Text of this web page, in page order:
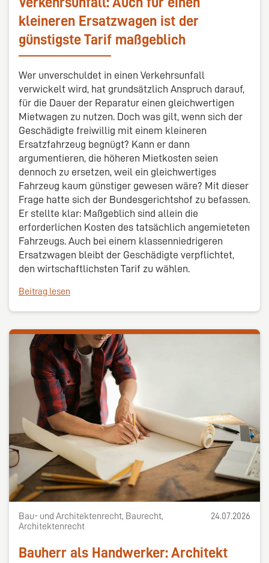
kleineren Ersatzwagen ist der
günstigste Tarif maßgeblich
Wer unverschuldet in einen Verkehrsunfall
verwickelt wird, hat grundsätzlich Anspruch darauf,
für die Dauer der Reparatur einen gleichwertigen
Mietwagen zu nutzen. Doch was gilt, wenn sich der
Geschädigte freiwillig mit einem kleineren
Ersatzfahrzeug begnügt? Kann er dann
argumentieren, die höheren Mietkosten seien
dennoch zu ersetzen, weil ein gleichwertiges
Fahrzeug kaum günstiger gewesen wäre? Mit dieser
Frage hatte sich der Bundesgerichtshof zu befassen.
Er stellte klar: Maßgeblich sind allein die
erforderlichen Kosten des tatsächlich angemieteten
Fahrzeugs. Auch bei einem klassenniedrigeren
Ersatzwagen bleibt der Geschädigte verpflichtet,
den wirtschaftlichsten Tarif zu wählen.
Beitrag lesen
Bau- und Architektenrecht, Baurecht,
Architektenrecht
24.07.2026
Bauherr als Handwerker: Architekt